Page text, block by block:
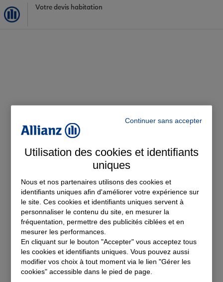
Votre devis habitation
Continuer sans accepter
Utilisation des cookies et identifiants
uniques
Nous et nos partenaires utilisons des cookies et
identifiants uniques afin d'améliorer votre expérience sur
le site. Ces cookies et identifiants uniques servent à
personnaliser le contenu du site, en mesurer la
fréquentation, permettre des publicités ciblées et en
mesurer les performances.
En cliquant sur le bouton "Accepter" vous acceptez tous
les cookies et identifiants uniques. Vous pouvez aussi
modifier vos choix à tout moment via le lien "Gérer les
cookies" accessible dans le pied de page.